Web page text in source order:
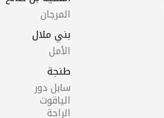
المرجان
بني ملال
الأمل
طنجة
سابل دور
الياقوت
الراحة